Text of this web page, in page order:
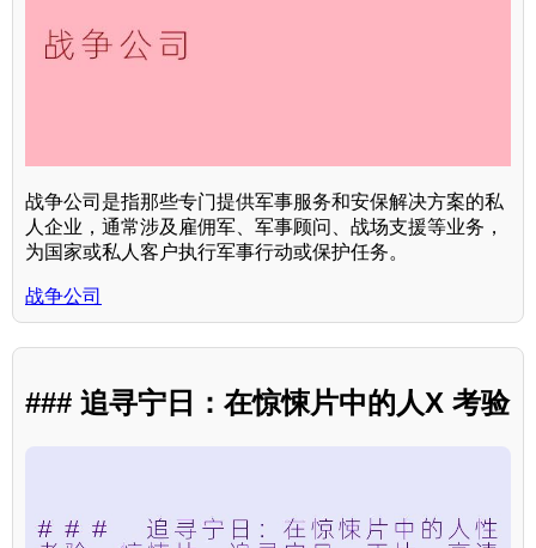
战争公司是指那些专门提供军事服务和安保解决方案的私
人企业，通常涉及雇佣军、军事顾问、战场支援等业务，
为国家或私人客户执行军事行动或保护任务。
战争公司
### 追寻宁日：在惊悚片中的人X 考验